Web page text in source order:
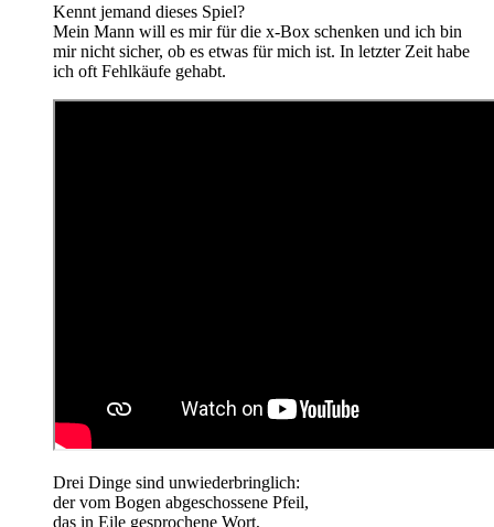
Kennt jemand dieses Spiel?
Mein Mann will es mir für die x-Box schenken und ich bin
mir nicht sicher, ob es etwas für mich ist. In letzter Zeit habe
ich oft Fehlkäufe gehabt.
Drei Dinge sind unwiederbringlich:
der vom Bogen abgeschossene Pfeil,
das in Eile gesprochene Wort,